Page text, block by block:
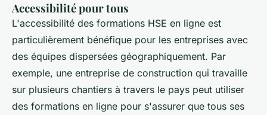
Accessibilité pour tous
L'accessibilité des formations HSE en ligne est
particulièrement bénéfique pour les entreprises avec
des équipes dispersées géographiquement. Par
exemple, une entreprise de construction qui travaille
sur plusieurs chantiers à travers le pays peut utiliser
des formations en ligne pour s'assurer que tous ses